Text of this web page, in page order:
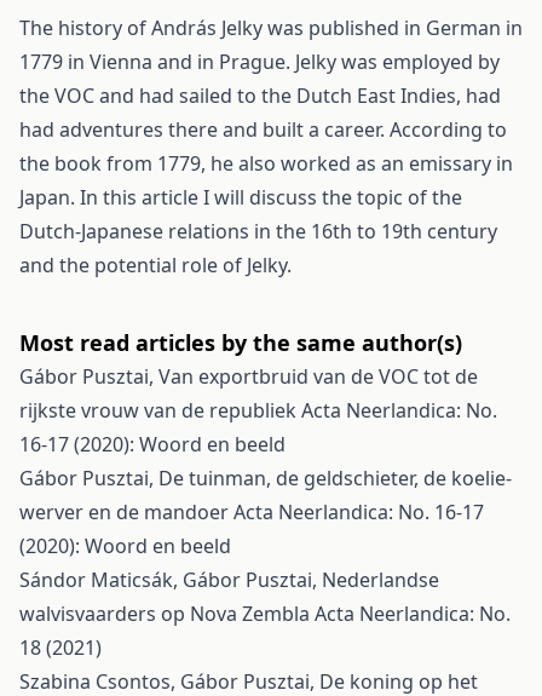
The history of András Jelky was published in German in
1779 in Vienna and in Prague. Jelky was employed by
the VOC and had sailed to the Dutch East Indies, had
had adventures there and built a career. According to
the book from 1779, he also worked as an emissary in
Japan. In this article I will discuss the topic of the
Dutch-Japanese relations in the 16th to 19th century
and the potential role of Jelky.
Most read articles by the same author(s)
Gábor Pusztai, Van exportbruid van de VOC tot de
rijkste vrouw van de republiek Acta Neerlandica: No.
16-17 (2020): Woord en beeld
Gábor Pusztai, De tuinman, de geldschieter, de koelie-
werver en de mandoerActa Neerlandica: No. 16-17
(2020): Woord en beeld
Sándor Maticsák, Gábor Pusztai, Nederlandse
walvisvaarders op Nova Zembla Acta Neerlandica: No.
18 (2021)
Szabina Csontos, Gábor Pusztai, De koning op het